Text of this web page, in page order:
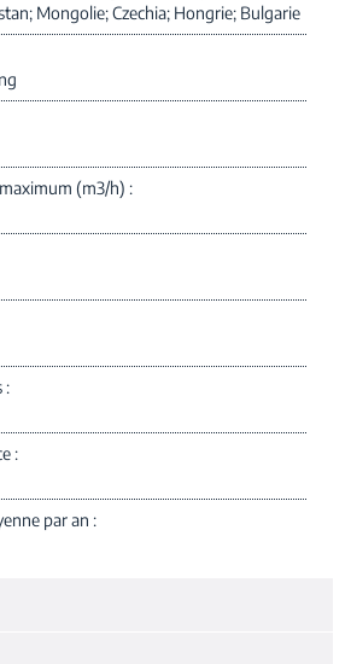
Mongolie; Czechia; Hongrie; Bulgarie
(m3/h)
par an